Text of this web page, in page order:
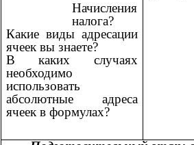
Начисления
налога?
Какие виды адресации
ячеек вы знаете?
В каких случаях
необходимо
использовать
абсолютные адреса
ячеек в формулах?